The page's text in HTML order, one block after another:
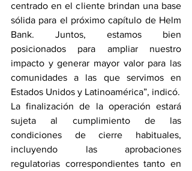
centrado en el cliente brindan una base
sólida para el próximo capítulo de Helm
Bank. Juntos, estamos bien
posicionados para ampliar nuestro
impacto y generar mayor valor para las
comunidades a las que servimos en
Estados Unidos y Latinoamérica”, indicó.
La finalización de la operación estará
sujeta al cumplimiento de las
condiciones de cierre habituales,
incluyendo las aprobaciones
regulatorias correspondientes tanto en